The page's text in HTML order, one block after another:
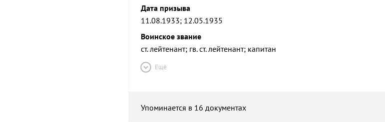
Дата призыва
11.08.1933; 12.05.1935
Воинское звание
ст. лейтенант; гв. ст. лейтенант; капитан
Ещё
Упоминается в 16 документах